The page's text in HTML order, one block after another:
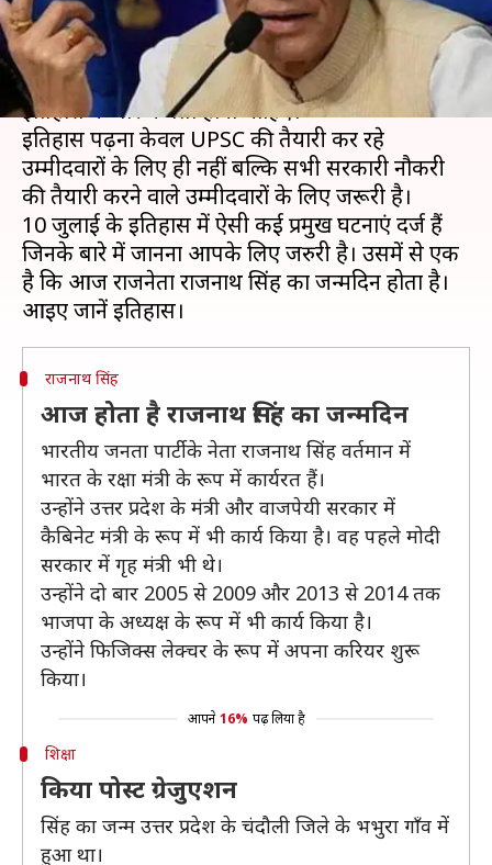
क्या है खबर?
अगर आप UPSC परीक्षा की तैयारी कर रहे हैं तो आपको
इतिहास के बारे में पता होना चाहिए।
इतिहास पढ़ना केवल UPSC की तैयारी कर रहे
उम्मीदवारों के लिए ही नहीं बल्कि सभी सरकारी नौकरी
की तैयारी करने वाले उम्मीदवारों के लिए जरूरी है।
10 जुलाई के इतिहास में ऐसी कई प्रमुख घटनाएं दर्ज हैं
जिनके बारे में जानना आपके लिए जरुरी है। उसमें से एक
है कि आज राजनेता राजनाथ सिंह का जन्मदिन होता है।
राजनाथ सिंह
आज होता है राजनाथ सिंह का जन्मदिन
भारतीय जनता पार्टी के नेता राजनाथ सिंह वर्तमान में
भारत के रक्षा मंत्री के रूप में कार्यरत हैं।
उन्होंने उत्तर प्रदेश के मंत्री और वाजपेयी सरकार में
कैबिनेट मंत्री के रूप में भी कार्य किया है। वह पहले मोदी
सरकार में गृह मंत्री भी थे।
उन्होंने दो बार 2005 से 2009 और 2013 से 2014 तक
भाजपा के अध्यक्ष के रूप में भी कार्य किया है।
उन्होंने फिजिक्स लेक्चर के रूप में अपना करियर शुरू
किया।
आपने 16% पढ़ लिया है
शिक्षा
किया पोस्ट ग्रेजुएशन
सिंह का जन्म उत्तर प्रदेश के चंदौली जिले के भभुरा गाँव में
हुआ था।